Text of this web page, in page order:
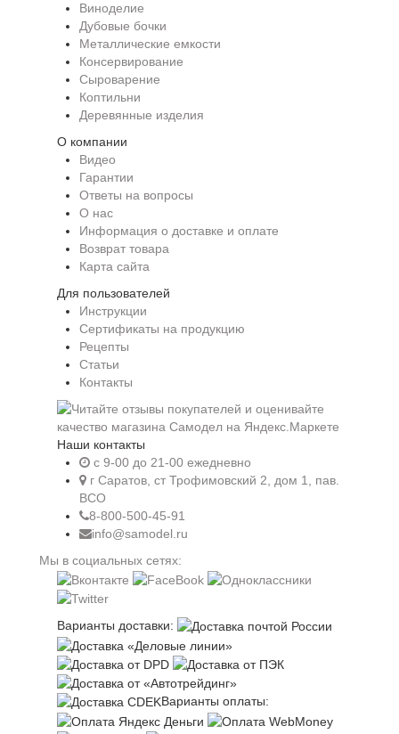
Виноделие
Дубовые бочки
Металлические емкости
Консервирование
Сыроварение
Коптильни
Деревянные изделия
О компании
Видео
Гарантии
Ответы на вопросы
О нас
Информация о доставке и оплате
Возврат товара
Карта сайта
Для пользователей
Инструкции
Сертификаты на продукцию
Рецепты
Статьи
Контакты
Наши контакты
c 9-00 до 21-00 ежедневно
г Саратов, ст Трофимовский 2, дом 1, пав.
ВСО
8-800-500-45-91
info@samodel.ru
Мы в социальных сетях:
Варианты доставки:
Варианты оплаты: